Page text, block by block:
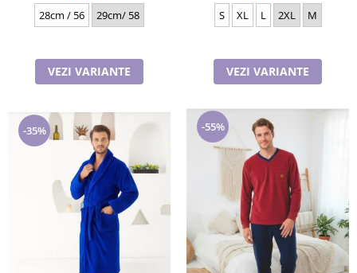
28cm / 56 29cm/ 58
VEZI VARIANTE
S XL L 2XL M
VEZI VARIANTE
-35% -55%